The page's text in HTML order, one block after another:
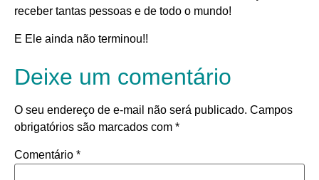
receber tantas pessoas e de todo o mundo!
E Ele ainda não terminou!!
Deixe um comentário
O seu endereço de e-mail não será publicado. Campos
obrigatórios são marcados com *
Comentário *